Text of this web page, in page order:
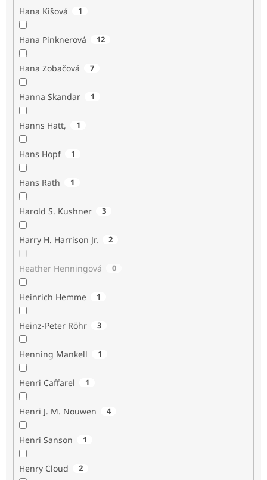
Hana Kišová 1
Hana Pinknerová 12
Hana Zobačová 7
Hanna Skandar 1
Hanns Hatt, 1
Hans Hopf 1
Hans Rath 1
Harold S. Kushner 3
Harry H. Harrison Jr. 2
Heather Henningová 0
Heinrich Hemme 1
Heinz-Peter Röhr 3
Henning Mankell 1
Henri Caffarel 1
Henri J. M. Nouwen 4
Henri Sanson 1
Henry Cloud 2